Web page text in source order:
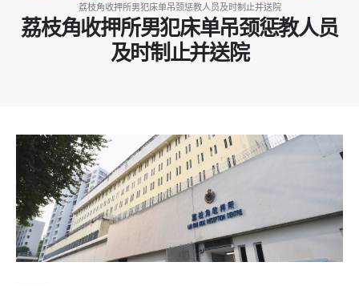
荔枝角收押所男犯床单吊颈惩教人员及时制止并送院
荔枝角收押所男犯床单吊颈惩教人员
及时制止并送院